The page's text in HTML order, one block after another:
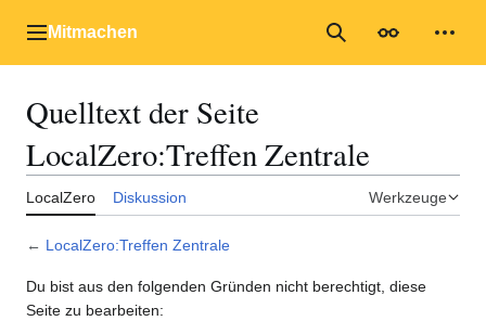
Inhalt
Hauptmenü
Mitmachen Suche
Quelltext der Seite
LocalZero:Treffen Zentrale
LocalZero Diskussion Werkzeuge
← LocalZero:Treffen Zentrale
Du bist aus den folgenden Gründen nicht berechtigt, diese
Seite zu bearbeiten: